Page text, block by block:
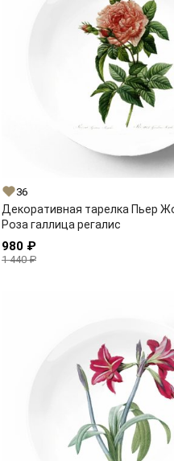
36
Декоративная тарелка Пьер
Роза галлица регалис
980 ₽
1 440 ₽